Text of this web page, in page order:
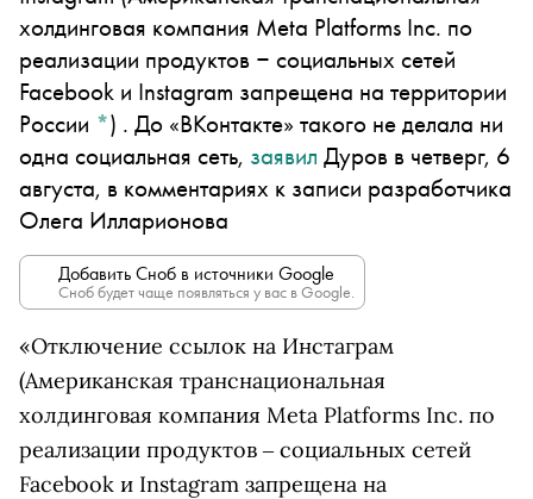
холдинговая компания Meta Platforms Inc. по
реализации продуктов ‒ социальных сетей
Facebook и Instagram запрещена на территории
России *) . До «ВКонтакте» такого не делала ни
одна социальная сеть, заявил Дуров в четверг, 6
августа, в комментариях к записи разработчика
Олега Илларионова
Добавить Сноб в источники Google
Сноб будет чаще появляться у вас в Google.
«Отключение ссылок на Инстаграм
(Американская транснациональная
холдинговая компания Meta Platforms Inc. по
реализации продуктов ‒ социальных сетей
Facebook и Instagram запрещена на